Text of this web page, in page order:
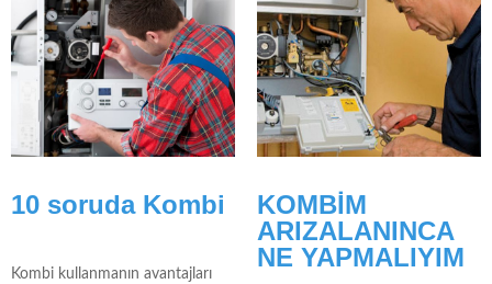
10 soruda Kombi
Kombi kullanmanın avantajları
KOMBİM
ARIZALANINCA
NE YAPMALIYIM